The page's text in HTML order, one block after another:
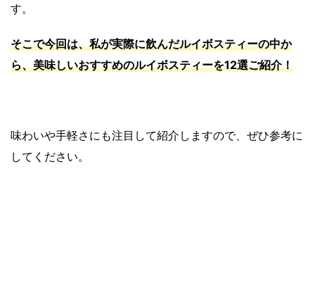
す。
そこで今回は、私が実際に飲んだルイボスティーの中か
ら、美味しいおすすめのルイボスティーを12選ご紹介！
味わいや手軽さにも注目して紹介しますので、ぜひ参考に
してください。